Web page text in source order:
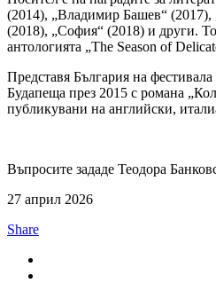
(2014), „Владимир Башев“ (2017),
(2018), „София“ (2018) и други.
антологията „The Season of
Представя България на
Будапеща през 2015 с романа
публикувани на английски,
Въпросите зададе Теодора
27 април 2026
Share